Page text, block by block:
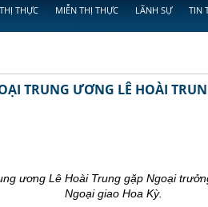
THỊ THỰC MIỄN THỊ THỰC LÃNH SỰ TIN
TRUNG ƯƠNG LÊ HOÀI
ương Lê Hoài Trung gặp Ngoại
Ngoại giao Hoa Kỳ.